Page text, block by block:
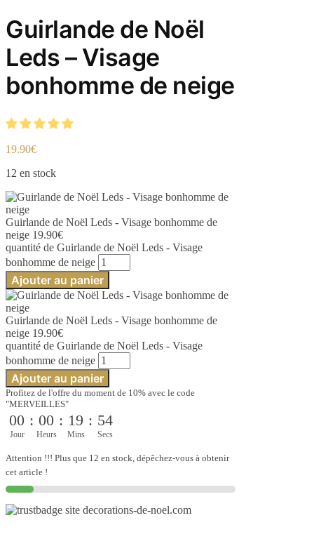
Guirlande de Noël
Leds – Visage
bonhomme de neige
19.90€
12 en stock
Guirlande de Noël Leds - Visage bonhomme de
neige 19.90€
quantité de Guirlande de Noël Leds - Visage
bonhomme de neige
Ajouter au panier
Guirlande de Noël Leds - Visage bonhomme de
neige 19.90€
quantité de Guirlande de Noël Leds - Visage
bonhomme de neige
Ajouter au panier
Profitez de l'offre du moment de 10% avec le code
"MERVEILLES"
00
Jour
: 00
Heurs
: 19
Mins
: 54
Secs
Attention !!! Plus que 12 en stock, dépêchez-vous à obtenir
cet article !